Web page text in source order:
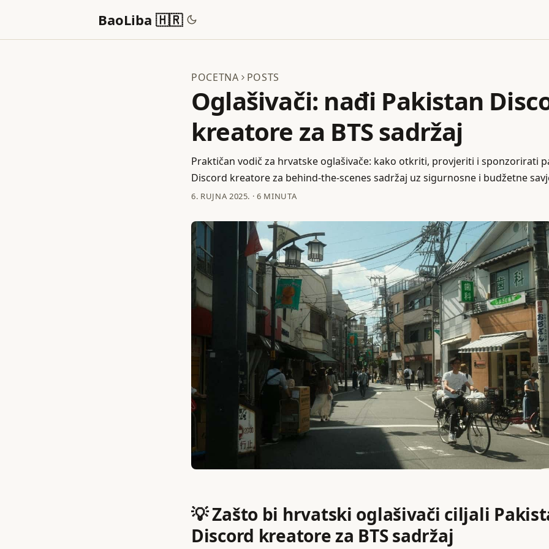
BaoLiba 🇭🇷
POCETNA POSTS
Oglašivači: nađi Pakistan
kreatore za BTS sadržaj
Praktičan vodič za hrvatske oglašivače: kako otkriti, provjeriti i sponzorirati
Discord kreatore za behind‑the‑scenes sadržaj uz sigurnosne i budžetne
6. RUJNA 2025. ·6 MINUTA
💡 Zašto bi hrvatski oglašivači ciljali
Discord kreatore za BTS sadržaj